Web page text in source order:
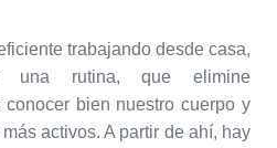
trabajando desde casa,
una rutina, que elimine
bien nuestro cuerpo y
activos. A partir de ahí, hay